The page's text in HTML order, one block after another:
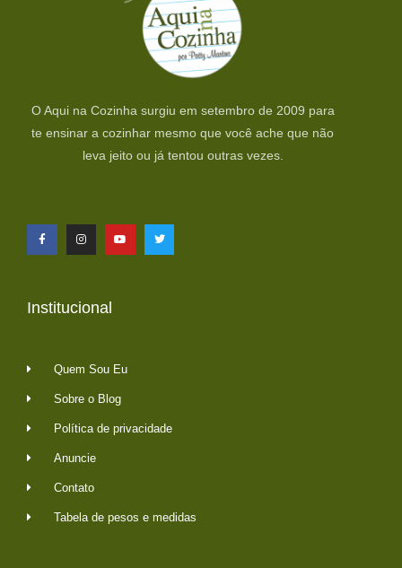
O Aqui na Cozinha surgiu em setembro de 2009 para
te ensinar a cozinhar mesmo que você ache que não
leva jeito ou já tentou outras vezes.
Institucional
Quem Sou Eu
Sobre o Blog
Política de privacidade
Anuncie
Contato
Tabela de pesos e medidas